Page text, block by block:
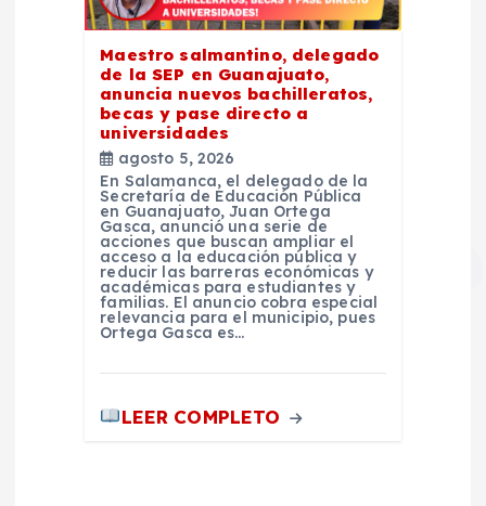
Maestro salmantino, delegado
de la SEP en Guanajuato,
anuncia nuevos bachilleratos,
becas y pase directo a
universidades
agosto 5, 2026
En Salamanca, el delegado de la
Secretaría de Educación Pública
en Guanajuato, Juan Ortega
Gasca, anunció una serie de
acciones que buscan ampliar el
acceso a la educación pública y
reducir las barreras económicas y
académicas para estudiantes y
familias. El anuncio cobra especial
relevancia para el municipio, pues
Ortega Gasca es…
LEER COMPLETO